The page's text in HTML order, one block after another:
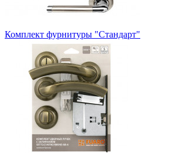
Комплект фурнитуры "Стандарт"